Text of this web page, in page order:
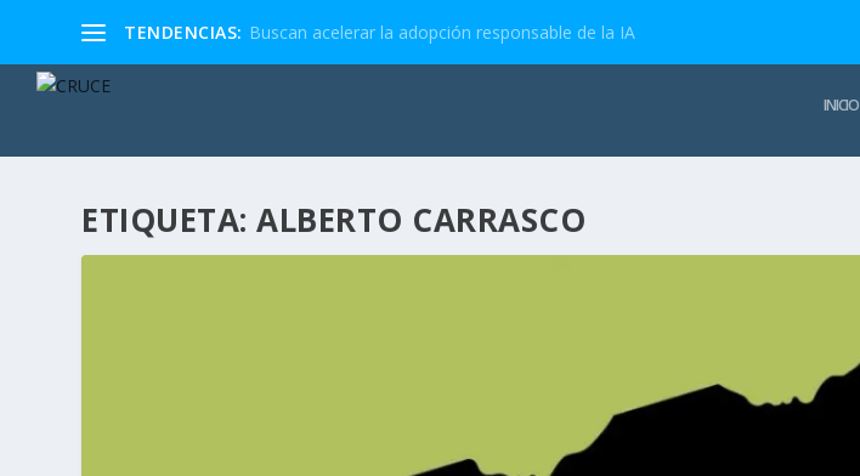
TENDENCIAS: Buscan acelerar la adopción responsable de la IA
INICIO
ETIQUETA:ALBERTO CARRASCO